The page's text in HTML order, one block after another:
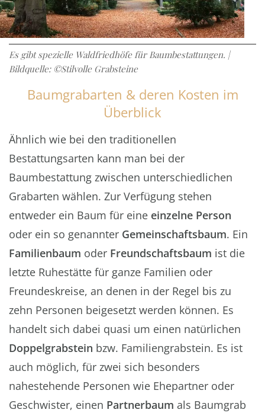
Es gibt spezielle Waldfriedhöfe für Baumbestattungen. |
Bildquelle: ©Stilvolle Grabsteine
Baumgrabarten & deren Kosten im
Überblick
Ähnlich wie bei den traditionellen
Bestattungsarten kann man bei der
Baumbestattung zwischen unterschiedlichen
Grabarten wählen. Zur Verfügung stehen
entweder ein Baum für eine einzelne Person
oder ein so genannter Gemeinschaftsbaum. Ein
Familienbaum oder Freundschaftsbaum ist die
letzte Ruhestätte für ganze Familien oder
Freundeskreise, an denen in der Regel bis zu
zehn Personen beigesetzt werden können. Es
handelt sich dabei quasi um einen natürlichen
Doppelgrabstein bzw. Familiengrabstein. Es ist
auch möglich, für zwei sich besonders
nahestehende Personen wie Ehepartner oder
Geschwister, einen Partnerbaum als Baumgrab